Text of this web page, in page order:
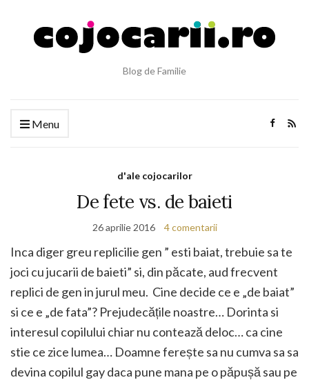
Blog de Familie
Menu
d'ale cojocarilor
De fete vs. de baieti
26 aprilie 2016 4 comentarii
Inca diger greu replicilie gen ” esti baiat, trebuie sa te
joci cu jucarii de baieti” si, din păcate, aud frecvent
replici de gen in jurul meu. Cine decide ce e „de baiat”
si ce e „de fata”? Prejudecățile noastre… Dorinta si
interesul copilului chiar nu contează deloc… ca cine
stie ce zice lumea… Doamne ferește sa nu cumva sa sa
devina copilul gay daca pune mana pe o păpușă sau pe